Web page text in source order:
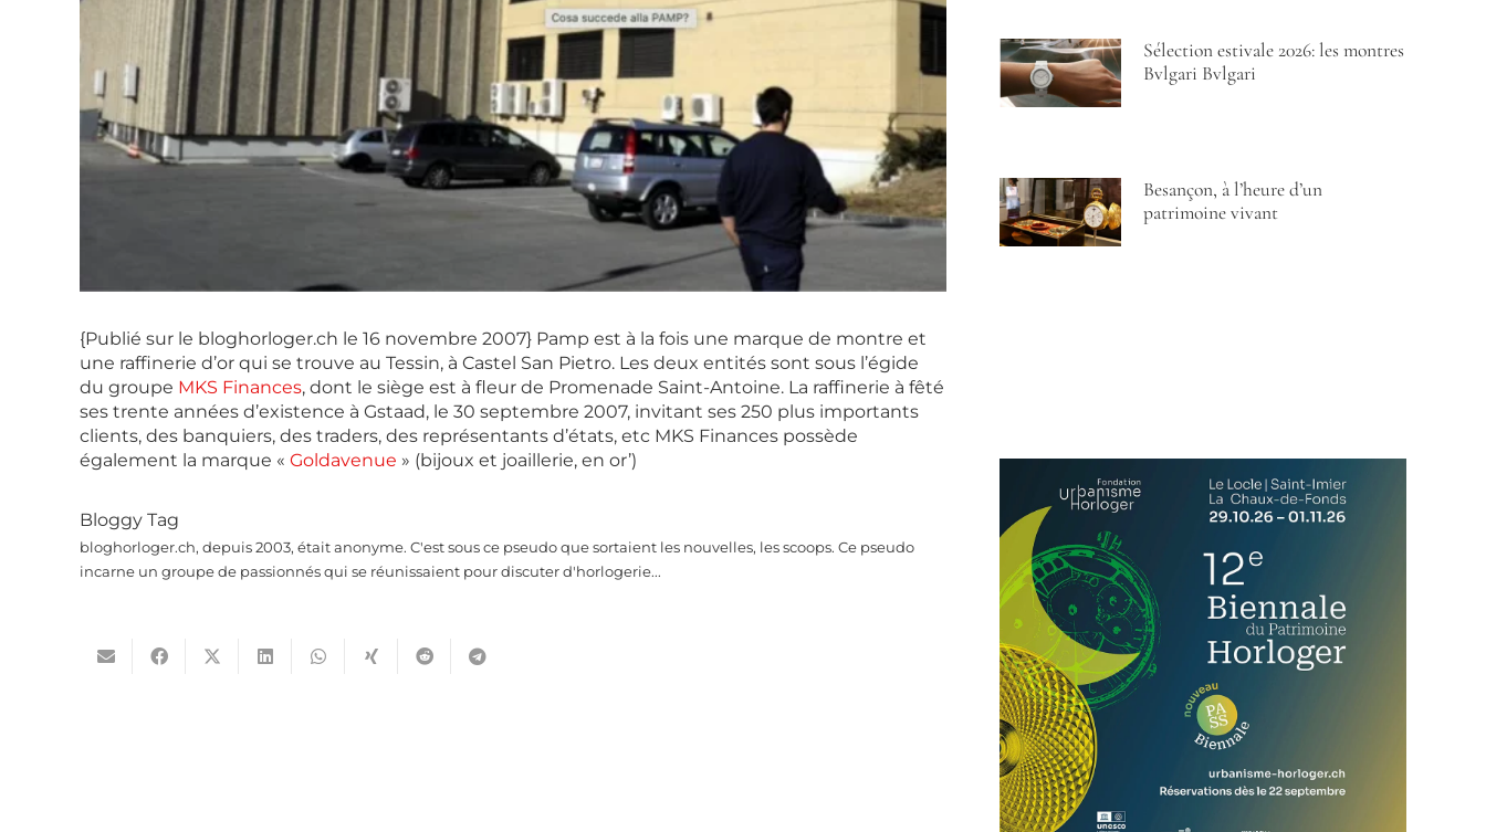
{Publié sur le bloghorloger.ch le 16 novembre 2007} Pamp est à la fois une marque de montre et
une raffinerie d’or qui se trouve au Tessin, à Castel San Pietro. Les deux entités sont sous l’égide
du groupe MKS Finances, dont le siège est à fleur de Promenade Saint-Antoine. La raffinerie à fêté
ses trente années d’existence à Gstaad, le 30 septembre 2007, invitant ses 250 plus importants
clients, des banquiers, des traders, des représentants d’états, etc MKS Finances possède
également la marque « Goldavenue » (bijoux et joaillerie, en or’)
Bloggy Tag
bloghorloger.ch, depuis 2003, était anonyme. C'est sous ce pseudo que sortaient les nouvelles, les scoops. Ce pseudo
incarne un groupe de passionnés qui se réunissaient pour discuter d'horlogerie...
Sélection estivale 2026: les montres
Bvlgari Bvlgari
Besançon, à l’heure d’un
patrimoine vivant